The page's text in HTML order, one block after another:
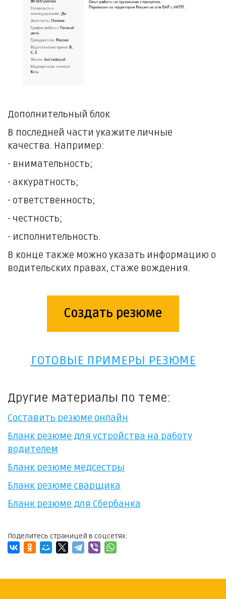
Дополнительный блок
В последней части укажите личные
качества. Например:
- внимательность;
- аккуратность;
- ответственность;
- честность;
- исполнительность.
В конце также можно указать информацию о
водительских правах, стаже вождения.
Создать резюме
ГОТОВЫЕ ПРИМЕРЫ РЕЗЮМЕ
Другие материалы по теме:
Составить резюме онлайн
Бланк резюме для устройства на работу
водителем
Бланк резюме медсестры
Бланк резюме сварщика
Бланк резюме для Сбербанка
Поделитесь страницей в соцсетях: